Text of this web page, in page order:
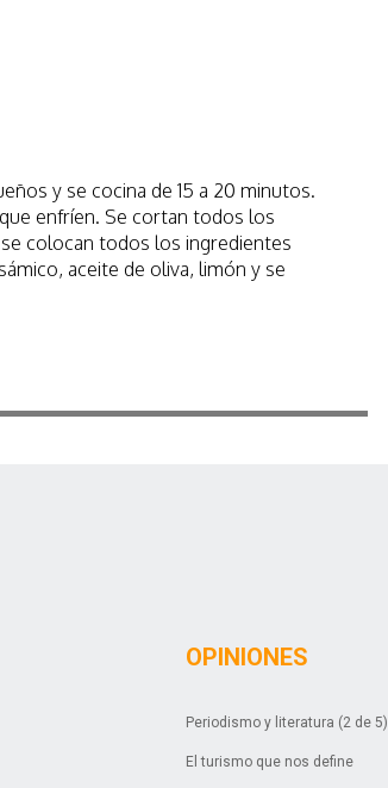
y se cocina de 15 a 20 minutos.
enfríen. Se cortan todos los
colocan todos los ingredientes
aceite de oliva, limón y se
OPINIONES
Periodismo y literatura (2 de 5)
El turismo que nos define